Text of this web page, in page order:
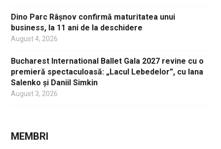
Dino Parc Râșnov confirmă maturitatea unui
business, la 11 ani de la deschidere
August 4, 2026
Bucharest International Ballet Gala 2027 revine cu o
premieră spectaculoasă: „Lacul Lebedelor”, cu Iana
Salenko și Daniil Simkin
August 3, 2026
MEMBRI